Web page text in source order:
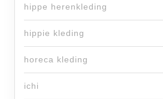
hippe herenkleding
hippie kleding
horeca kleding
ichi